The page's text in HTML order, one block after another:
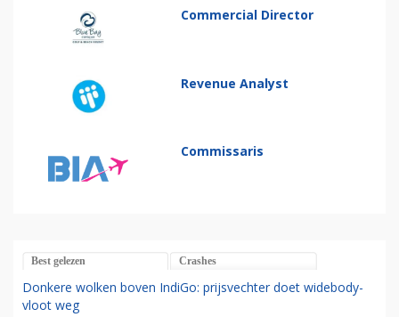
Commercial Director
Revenue Analyst
Commissaris
Best gelezen Crashes
Donkere wolken boven IndiGo: prijsvechter doet widebody-
vloot weg